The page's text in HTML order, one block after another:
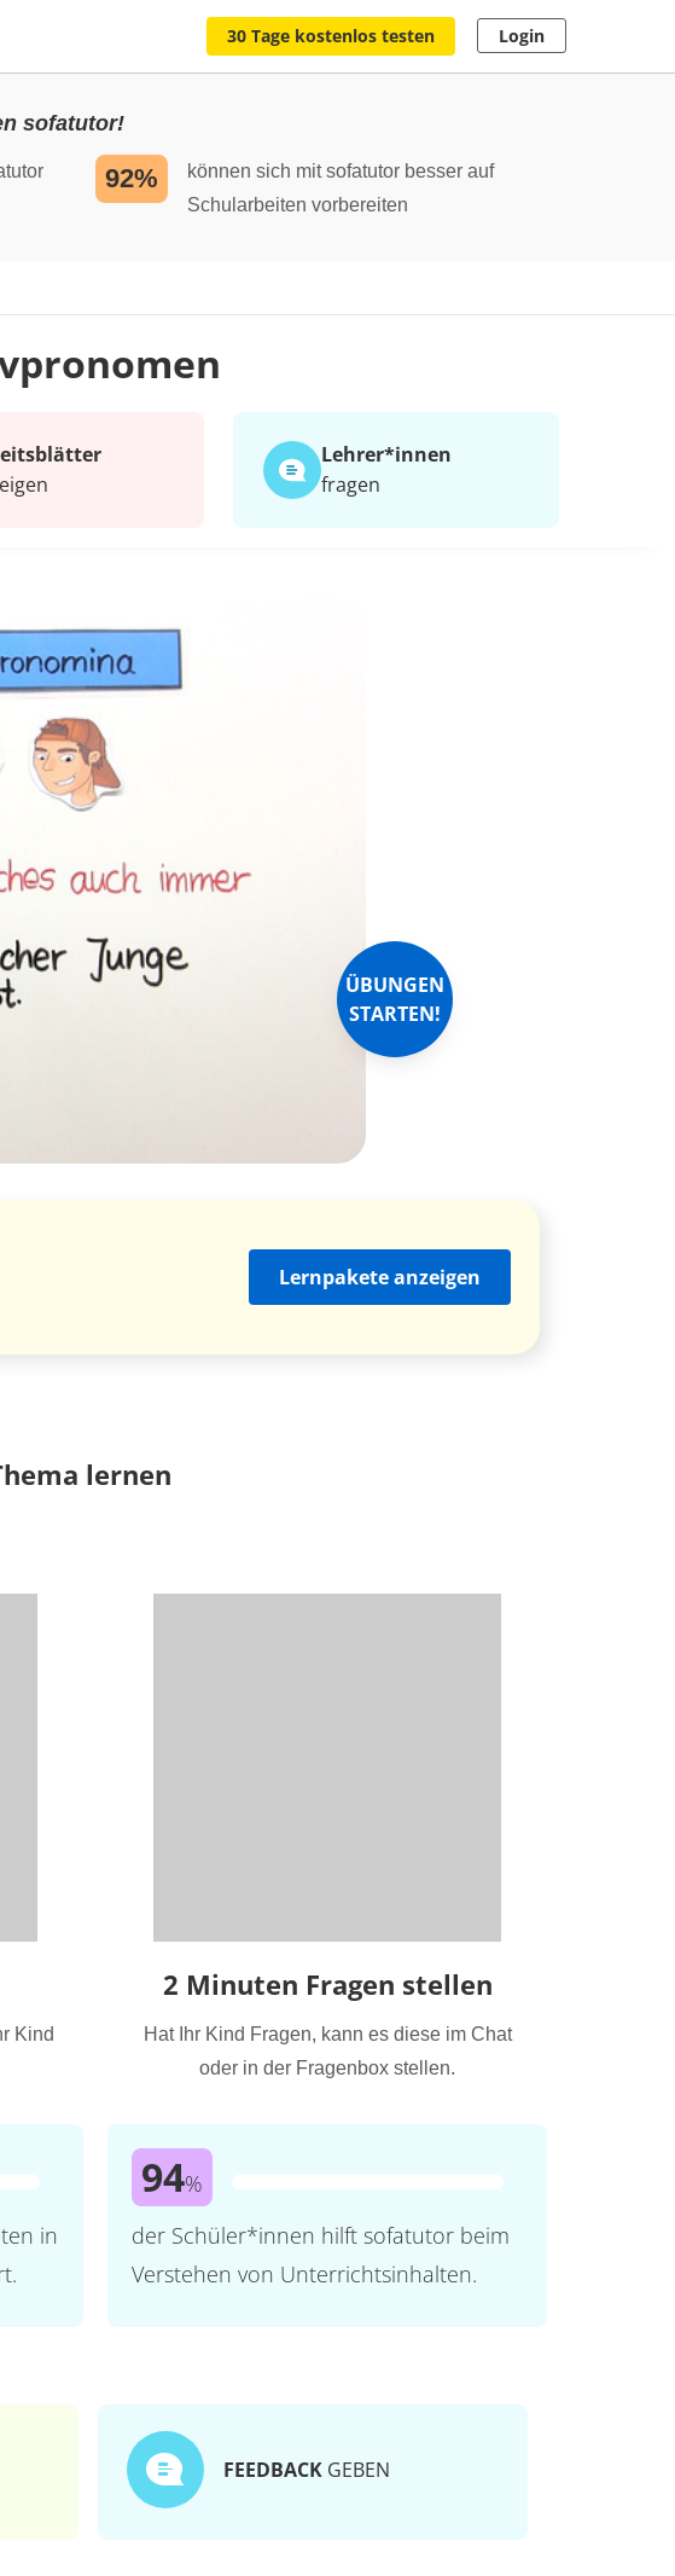
30 Tage kostenlos testen Login
sofatutor!
92%
können sich mit sofatutor besser auf
Schularbeiten vorbereiten
Lehrer*​innen
fragen
ÜBUNGEN
STARTEN!
Lernpakete anzeigen
lernen
Kind
in
2 Minuten Fragen stellen
Hat Ihr Kind Fragen, kann es diese im Chat
oder in der Fragenbox stellen.
94%
der Schüler*innen hilft sofatutor beim
Verstehen von Unterrichtsinhalten.
FEEDBACK GEBEN